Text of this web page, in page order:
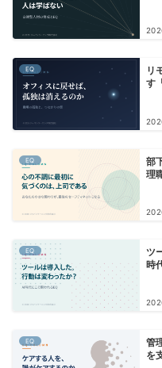
EQ
リ
す
EQ
部
理
EQ
ツ
時
EQ
管
を